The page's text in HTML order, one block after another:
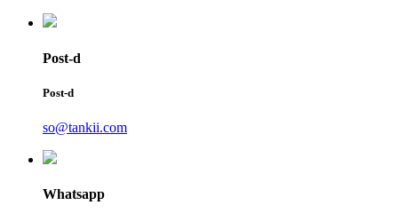
Post-d
Post-d
so@tankii.com
Whatsapp